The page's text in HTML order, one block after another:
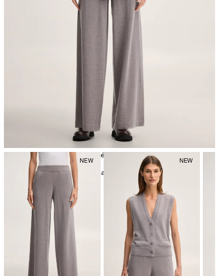
repassage à faible température
nettoyage à sec avec perchloréthylène, délicat
Vous trouverez d'autres informations d'entretien sous:
qualités : cachemire